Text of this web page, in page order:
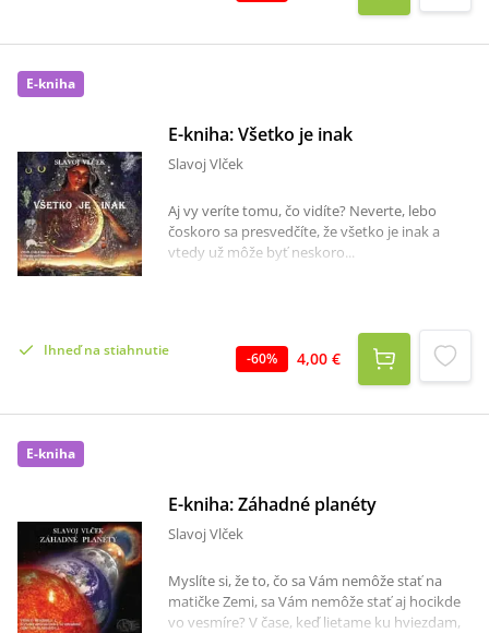
E-kniha
E-kniha: Všetko je inak
Slavoj Vlček
Aj vy veríte tomu, čo vidíte? Neverte, lebo
čoskoro sa presvedčíte, že všetko je inak a
vtedy už môže byť neskoro...
Ihneď na stiahnutie -60% 4,00 €
E-kniha
E-kniha: Záhadné planéty
Slavoj Vlček
Myslíte si, že to, čo sa Vám nemôže stať na
matičke Zemi, sa Vám nemôže stať aj hocikde
vo vesmíre? V čase, keď lietame ku hviezdam,